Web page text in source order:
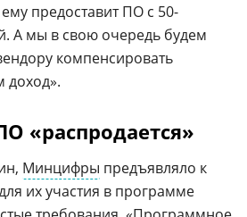
предоставит ПО с 50-
А мы в свою очередь будем
компенсировать
доход».
«распродается»
Минцифры предъявляло к
их участия в программе